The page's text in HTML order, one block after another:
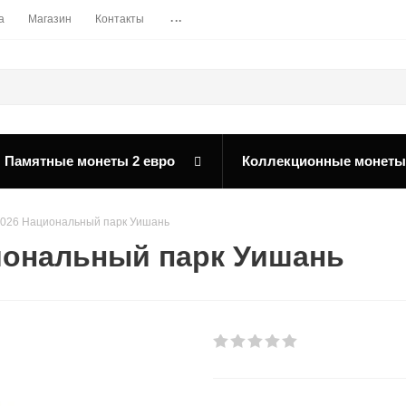
Магазин Контакты ...
Памятные монеты 2 евро Коллекционные
Национальный парк Уишань
парк Уишань